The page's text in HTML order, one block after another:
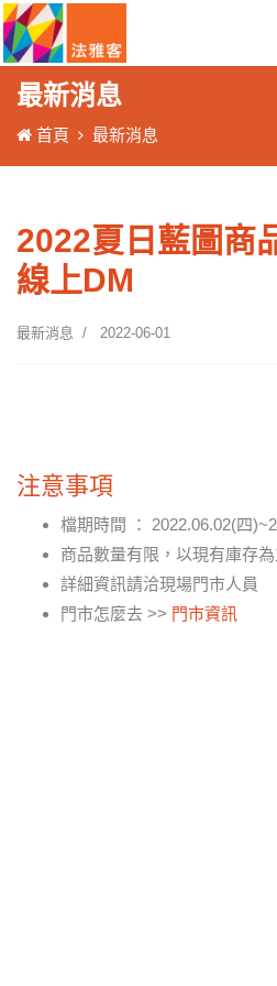
最新消息
首頁 最新消息
2022夏日藍圖商
線上DM
最新消息 2022-06-01
注意事項
檔期時間 ： 2022.06.02(四
商品數量有限，以現有庫存為
詳細資訊請洽現場門市人員
門市怎麼去 >> 門市資訊